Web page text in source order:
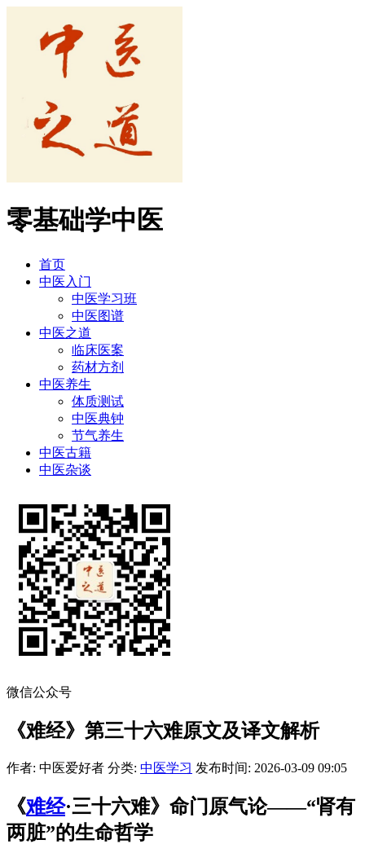
零基础学中医
首页
中医入门
中医学习班
中医图谱
中医之道
临床医案
药材方剂
中医养生
体质测试
中医典钟
节气养生
中医古籍
中医杂谈
微信公众号
《难经》第三十六难原文及译文解析
作者: 中医爱好者 分类: 中医学习 发布时间: 2026-03-09 09:05
《难经·三十六难》命门原气论——“肾有
两脏”的生命哲学